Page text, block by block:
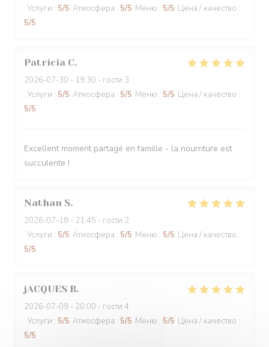
Услуги : 5/5 Атмосфера : 5/5 Меню : 5/5 Цена / качество :
5/5
Patricia C
2026-07-30 - 19:30 - гости 3
Услуги : 5/5 Атмосфера : 5/5 Меню : 5/5 Цена / качество :
5/5
Excellent moment partagé en famille - la nourriture est
succulente !
Nathan S
2026-07-18 - 21:45 - гости 2
Услуги : 5/5 Атмосфера : 5/5 Меню : 5/5 Цена / качество :
5/5
jACQUES B
2026-07-09 - 20:00 - гости 4
Услуги : 5/5 Атмосфера : 5/5 Меню : 5/5 Цена / качество :
5/5